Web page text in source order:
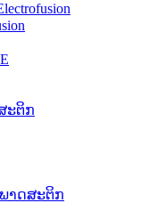
ະຕິກ
າດສະຕິກ